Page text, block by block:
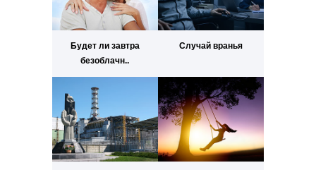
Будет ли завтра
безоблачн..
Случай вранья